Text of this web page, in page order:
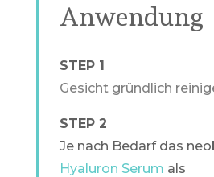
Anwendung
STEP 1
Gesicht gründlich
STEP 2
Je nach Bedarf das
Hyaluron Serum als